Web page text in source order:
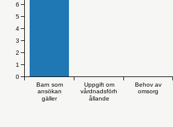
Barn som
ansökan
gäller
Uppgift om
vårdnadsförh
ållande
Behov av
omsorg
0
1
2
3
4
5
6